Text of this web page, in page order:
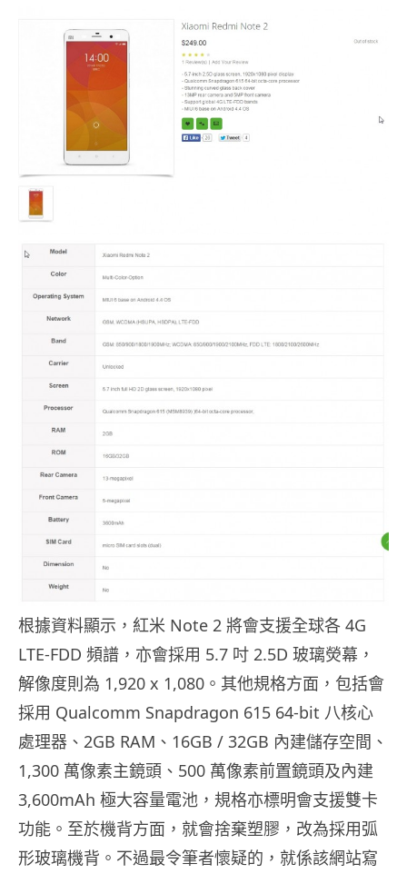
根據資料顯示，紅米 Note 2 將會支援全球各 4G
LTE-FDD 頻譜，亦會採用 5.7 吋 2.5D 玻璃熒幕，
解像度則為 1,920 x 1,080。其他規格方面，包括會
採用 Qualcomm Snapdragon 615 64-bit 八核心
處理器、2GB RAM、16GB / 32GB 內建儲存空間、
1,300 萬像素主鏡頭、500 萬像素前置鏡頭及內建
3,600mAh 極大容量電池，規格亦標明會支援雙卡
功能。至於機背方面，就會捨棄塑膠，改為採用弧
形玻璃機背。不過最令筆者懷疑的，就係該網站寫